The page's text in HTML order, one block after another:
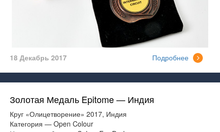
18 Декабрь 2017 Подробнее
Золотая Медаль Epitome — Индия
Круг «Олицетворение» 2017, Индия
Категория — Open Colour